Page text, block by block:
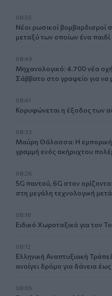
08:55
Νέοι ρωσικοί βομβαρδισμοί
μεταξύ των οποίων ένα παιδί
08:49
Μηχανολογικό: 4.700 νέα
Σάββατο στο γραφείο για να
08:41
Κορυφώνεται η έξοδος των
08:33
Μαύρη Θάλασσα: Η εμπορική
γραμμή ενός ακήρυχτου
08:26
5G παντού, 6G στον
στη μεγάλη τεχνολογική
08:18
Ειδικό Χωροταξικό για τον
08:12
Ελληνική Αναπτυξιακή
ανοίγει δρόμο για δάνεια
08:05